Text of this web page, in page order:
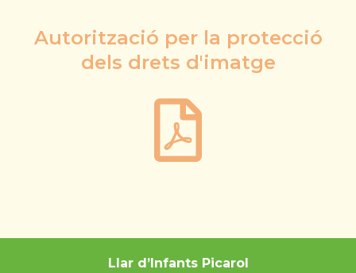
Autorització per la protecció
dels drets d'imatge
Llar d’Infants Picarol